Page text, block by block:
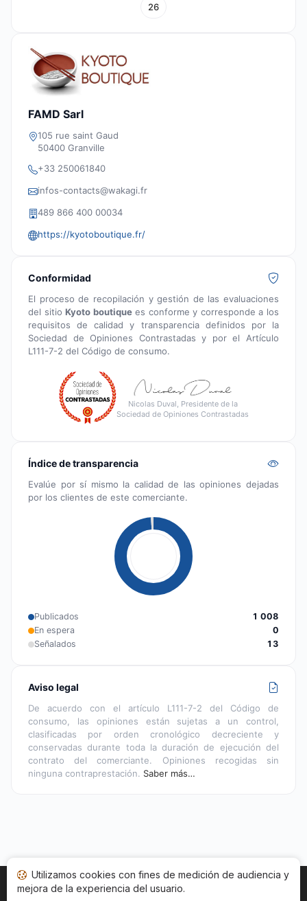
26
FAMD Sarl
105 rue saint Gaud
50400 Granville
+33 250061840
infos-contacts@wakagi.fr
489 866 400 00034
https://kyotoboutique.fr/
Conformidad
El proceso de recopilación y gestión de las evaluaciones
del sitioKyoto boutiquees conforme y corresponde a los
requisitos de calidad y transparencia definidos por la
Sociedad de Opiniones Contrastadas y por el Artículo
L111-7-2 del Código de consumo.
Nicolas Duval, Presidente de la
Sociedad de Opiniones Contrastadas
Índice de transparencia
Evalúe por sí mismo la calidad de las opiniones dejadas
por los clientes de este comerciante.
Publicados
1 008
En espera
0
Señalados
13
Aviso legal
De acuerdo con el artículo L111-7-2 del Código de
consumo, las opiniones están sujetas a un control,
clasificadas por orden cronológico decreciente y
conservadas durante toda la duración de ejecución del
contrato del comerciante. Opiniones recogidas sin
ninguna contraprestación. Saber más…
Inicio Estado opiniones Categorías
Utilizamos cookies con fines de medición de audiencia y
mejora de la experiencia del usuario.